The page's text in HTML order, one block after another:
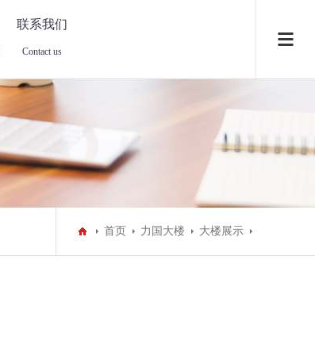
联系我们
Contact us
首页 力国大楼 大楼展示